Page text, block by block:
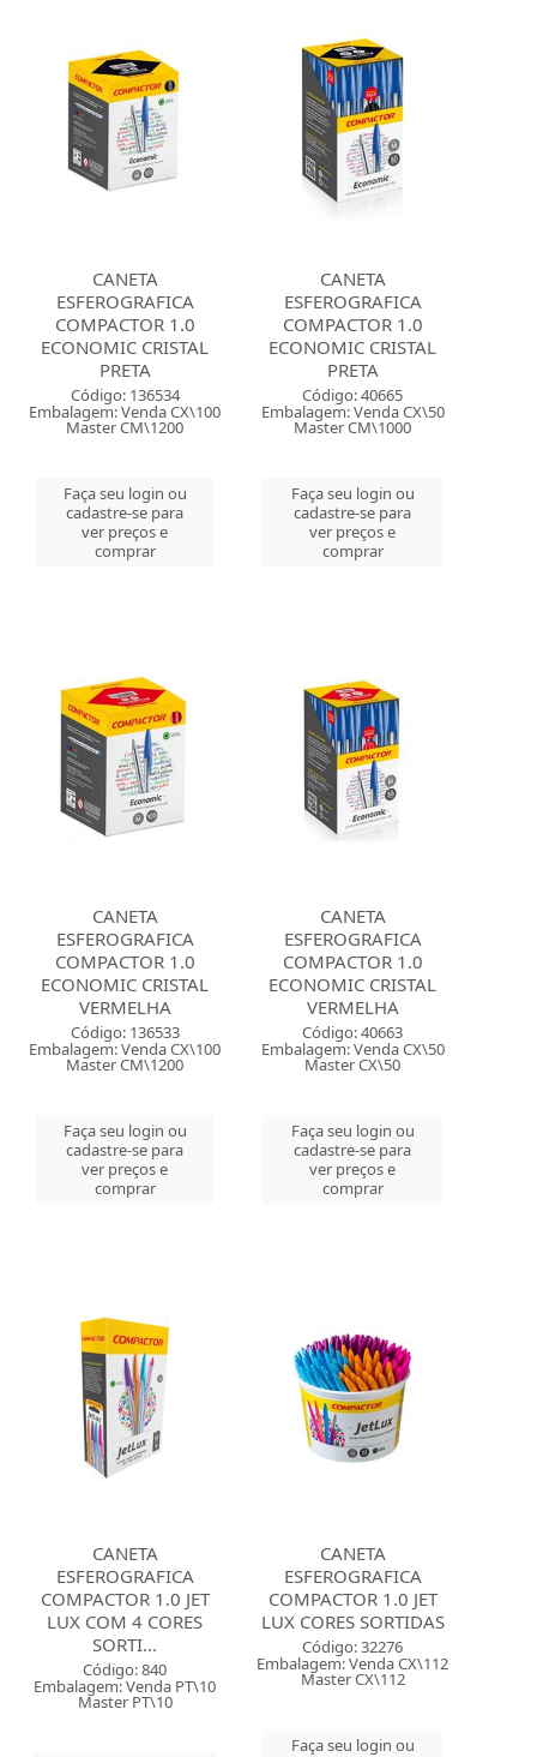
CANETA
ESFEROGRAFICA
COMPACTOR 1.0
ECONOMIC CRISTAL
PRETA
Código: 136534
Embalagem: Venda CX\100
Master CM\1200
Faça seu login ou
cadastre-se para
ver preços e
comprar
CANETA
ESFEROGRAFICA
COMPACTOR 1.0
ECONOMIC CRISTAL
PRETA
Código: 40665
Embalagem: Venda CX\50
Master CM\1000
Faça seu login ou
cadastre-se para
ver preços e
comprar
CANETA
ESFEROGRAFICA
COMPACTOR 1.0
ECONOMIC CRISTAL
VERMELHA
Código: 136533
Embalagem: Venda CX\100
Master CM\1200
Faça seu login ou
cadastre-se para
ver preços e
comprar
CANETA
ESFEROGRAFICA
COMPACTOR 1.0
ECONOMIC CRISTAL
VERMELHA
Código: 40663
Embalagem: Venda CX\50
Master CX\50
Faça seu login ou
cadastre-se para
ver preços e
comprar
CANETA
ESFEROGRAFICA
COMPACTOR 1.0 JET
LUX COM 4 CORES
SORTI...
Código: 840
Embalagem: Venda PT\10
Master PT\10
CANETA
ESFEROGRAFICA
COMPACTOR 1.0 JET
LUX CORES SORTIDAS
Código: 32276
Embalagem: Venda CX\112
Master CX\112
Faça seu login ou